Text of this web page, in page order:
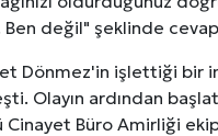
Ben değil" şeklinde
Dönmez'in işlettiği
Olayın ardından
Cinayet Büro Amirliği